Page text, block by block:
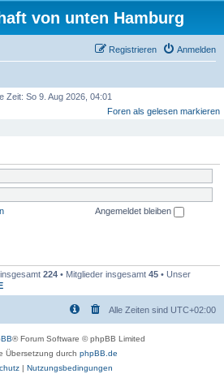
von unten Hamburg
Anmelden
Registrieren
Zeit: So 9. Aug 2026, 04:01
Foren als gelesen markieren
Angemeldet bleiben
224 • Mitglieder insgesamt 45 • Unser
Alle Zeiten sind UTC+02:00
® Forum Software © phpBB Limited
Übersetzung durch phpBB.de
| Nutzungsbedingungen